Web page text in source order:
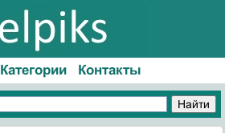
Категории Контакты